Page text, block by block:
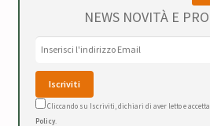
NEWS NOVITÀ E
Cliccando su Iscriviti, dichiari di aver letto e
Policy.